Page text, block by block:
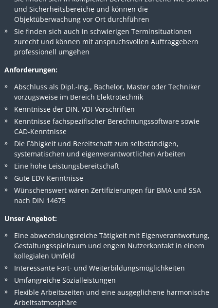
und Sicherheitsbereiche und können die
Objektüberwachung vor Ort durchführen
Sie finden sich auch in schwierigen Terminsituationen
zurecht und können mit anspruchsvollen Auftraggebern
professionell umgehen
Anforderungen:
Abschluss als Dipl.-Ing., Bachelor, Master oder Techniker
vorzugsweise im Bereich Elektrotechnik
Kenntnisse der DIN, VDI-Vorschriften
Kenntnisse fachspezifischer Berechnungssoftware sowie
CAD-Kenntnisse
Die Fähigkeit und Bereitschaft zum selbständigen,
systematischen und eigenverantwortlichen Arbeiten
Eine hohe Leistungsbereitschaft
Gute EDV-Kenntnisse
Wünschenswert wären Zertifizierungen für BMA und SSA
nach DIN 14675
Unser Angebot:
Eine abwechslungsreiche Tätigkeit mit Eigenverantwortung,
Gestaltungsspielraum und engem Nutzerkontakt in einem
kollegialen Umfeld
Interessante Fort- und Weiterbildungsmöglichkeiten
Umfangreiche Sozialleistungen
Flexible Arbeitszeiten und eine ausgeglichene harmonische
Arbeitsatmosphäre